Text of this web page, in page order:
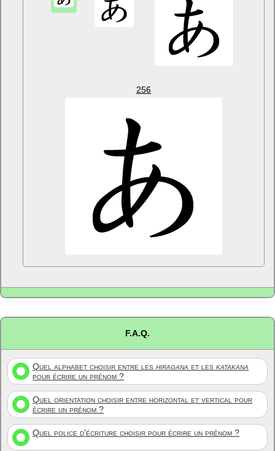
256
F.A.Q.
Quel alphabet choisir entre les hiragana et les katakana
pour écrire un prénom ?
Quel orientation choisir entre horizontal et vertical pour
écrire un prénom ?
Quel police d'écriture choisir pour écrire un prénom ?